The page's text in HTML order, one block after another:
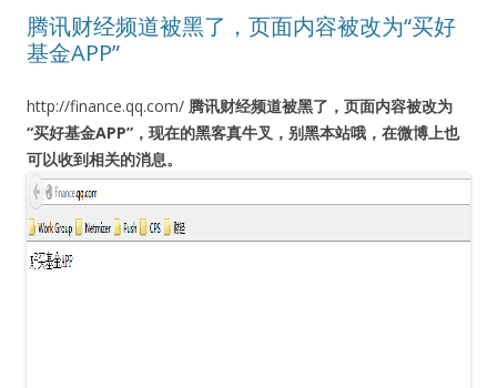
腾讯财经频道被黑了，页面内容被改为“买好
基金APP”
http://finance.qq.com/ 腾讯财经频道被黑了，页面内容被改为
“买好基金APP”，现在的黑客真牛叉，别黑本站哦，在微博上也
可以收到相关的消息。